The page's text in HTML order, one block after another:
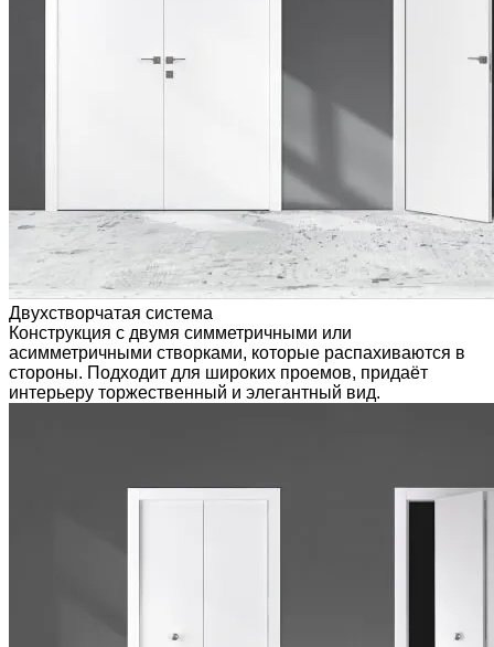
Двухстворчатая система
Конструкция с двумя симметричными или
асимметричными створками, которые распахиваются в
стороны. Подходит для широких проемов, придаёт
интерьеру торжественный и элегантный вид.